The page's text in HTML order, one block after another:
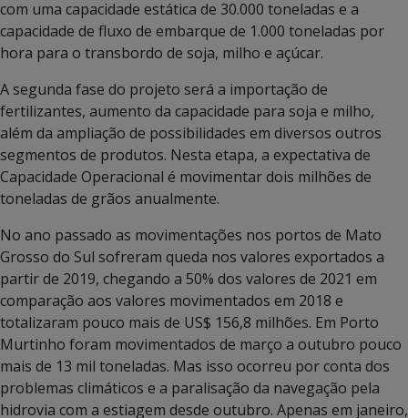
com uma capacidade estática de 30.000 toneladas e a
capacidade de fluxo de embarque de 1.000 toneladas por
hora para o transbordo de soja, milho e açúcar.
A segunda fase do projeto será a importação de
fertilizantes, aumento da capacidade para soja e milho,
além da ampliação de possibilidades em diversos outros
segmentos de produtos. Nesta etapa, a expectativa de
Capacidade Operacional é movimentar dois milhões de
toneladas de grãos anualmente.
No ano passado as movimentações nos portos de Mato
Grosso do Sul sofreram queda nos valores exportados a
partir de 2019, chegando a 50% dos valores de 2021 em
comparação aos valores movimentados em 2018 e
totalizaram pouco mais de US$ 156,8 milhões. Em Porto
Murtinho foram movimentados de março a outubro pouco
mais de 13 mil toneladas. Mas isso ocorreu por conta dos
problemas climáticos e a paralisação da navegação pela
hidrovia com a estiagem desde outubro. Apenas em janeiro,